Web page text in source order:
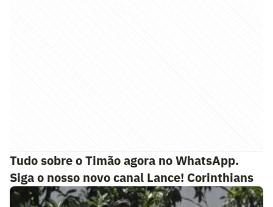
Tudo sobre o Timão agora no WhatsApp.
Siga o nosso novo canal Lance! Corinthians